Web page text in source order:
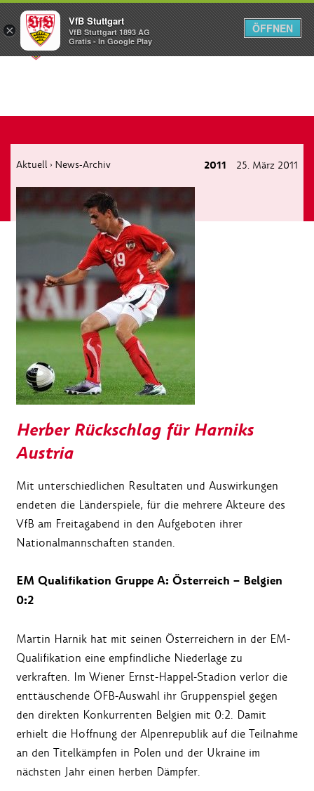
Menü
Aktuell › News-Archiv 2011 25. März 2011
Herber Rückschlag für Harniks
Austria
Mit unterschiedlichen Resultaten und Auswirkungen
endeten die Länderspiele, für die mehrere Akteure des
VfB am Freitagabend in den Aufgeboten ihrer
Nationalmannschaften standen.
EM Qualifikation Gruppe A: Österreich – Belgien
0:2
Martin Harnik hat mit seinen Österreichern in der EM-
Qualifikation eine empfindliche Niederlage zu
verkraften. Im Wiener Ernst-Happel-Stadion verlor die
enttäuschende ÖFB-Auswahl ihr Gruppenspiel gegen
den direkten Konkurrenten Belgien mit 0:2. Damit
erhielt die Hoffnung der Alpenrepublik auf die Teilnahme
an den Titelkämpfen in Polen und der Ukraine im
nächsten Jahr einen herben Dämpfer.
×
VfB Stuttgart
VfB Stuttgart 1893 AG
Gratis - In Google Play
ÖFFNEN